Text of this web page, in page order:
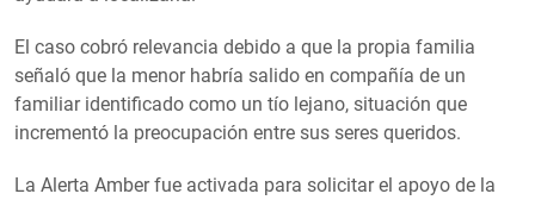
El caso cobró relevancia debido a que la propia familia
señaló que la menor habría salido en compañía de un
familiar identificado como un tío lejano, situación que
incrementó la preocupación entre sus seres queridos.
La Alerta Amber fue activada para solicitar el apoyo de la